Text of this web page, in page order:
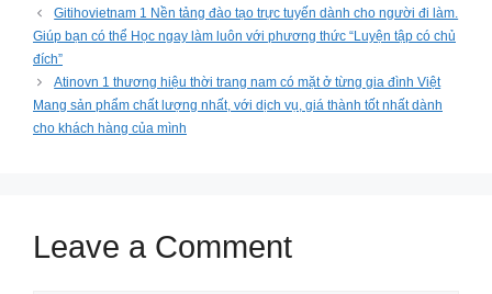
Gitihovietnam 1 Nền tảng đào tạo trực tuyến dành cho người đi làm.
Giúp bạn có thể Học ngay làm luôn với phương thức “Luyện tập có chủ
đích”
Atinovn 1 thương hiệu thời trang nam có mặt ở từng gia đình Việt
Mang sản phẩm chất lượng nhất, với dịch vụ, giá thành tốt nhất dành
cho khách hàng của mình
Leave a Comment